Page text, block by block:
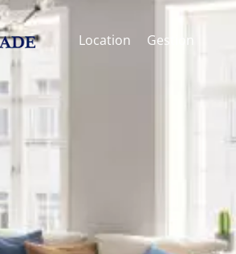
Location Gestion